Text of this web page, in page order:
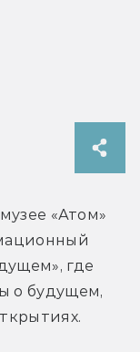
«Атом»
где
о будущем,